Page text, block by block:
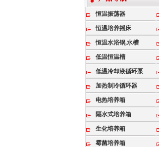
恒温振荡器
恒温培养摇床
恒温水浴锅,水槽
低温恒温槽
低温冷却液循环泵
加热制冷循环器
电热培养箱
隔水式培养箱
生化培养箱
霉菌培养箱